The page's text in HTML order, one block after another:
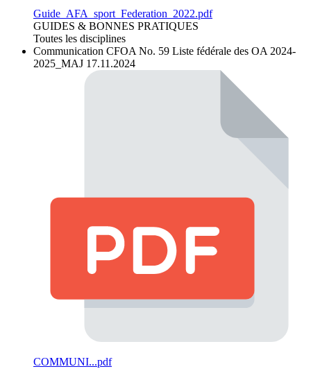
Guide_AFA_sport_Federation_2022.pdf
GUIDES & BONNES PRATIQUES
Toutes les disciplines
Communication CFOA No. 59 Liste fédérale des OA 2024-
2025_MAJ 17.11.2024
COMMUNI...pdf